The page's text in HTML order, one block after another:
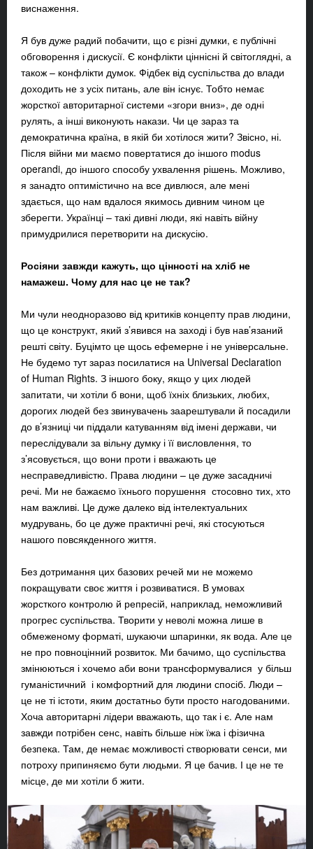
виснаження.
Я був дуже радий побачити, що є різні думки, є публічні
обговорення і дискусії. Є конфлікти ціннісні й світоглядні, а
також – конфлікти думок. Фідбек від суспільства до влади
доходить не з усіх питань, але він існує. Тобто немає
жорсткої авторитарної системи «згори вниз», де одні
рулять, а інші виконують накази. Чи це зараз та
демократична країна, в якій би хотілося жити? Звісно, ні.
Після війни ми маємо повертатися до іншого modus
operandi, до іншого способу ухвалення рішень. Можливо,
я занадто оптимістично на все дивлюся, але мені
здається, що нам вдалося якимось дивним чином це
зберегти. Українці – такі дивні люди, які навіть війну
примудрилися перетворити на дискусію.
Росіяни завжди кажуть, що цінності на хліб не
намажеш. Чому для нас це не так?
Ми чули неодноразово від критиків концепту прав людини,
що це конструкт, який з’явився на заході і був нав’язаний
решті світу. Буцімто це щось ефемерне і не універсальне.
Не будемо тут зараз посилатися на Universal Declaration
of Human Rights. З іншого боку, якщо у цих людей
запитати, чи хотіли б вони, щоб їхніх близьких, любих,
дорогих людей без звинувачень заарештували й посадили
до в’язниці чи піддали катуванням від імені держави, чи
переслідували за вільну думку і її висловлення, то
з’ясовується, що вони проти і вважають це
несправедливістю. Права людини – це дуже засадничі
речі. Ми не бажаємо їхнього порушення стосовно тих, хто
нам важливі. Це дуже далеко від інтелектуальних
мудрувань, бо це дуже практичні речі, які стосуються
нашого повсякденного життя.
Без дотримання цих базових речей ми не можемо
покращувати своє життя і розвиватися. В умовах
жорсткого контролю й репресій, наприклад, неможливий
прогрес суспільства. Творити у неволі можна лише в
обмеженому форматі, шукаючи шпаринки, як вода. Але це
не про повноцінний розвиток. Ми бачимо, що суспільства
змінюються і хочемо аби вони трансформувалися у більш
гуманістичний і комфортний для людини спосіб. Люди –
це не ті істоти, яким достатньо бути просто нагодованими.
Хоча авторитарні лідери вважають, що так і є. Але нам
завжди потрібен сенс, навіть більше ніж їжа і фізична
безпека. Там, де немає можливості створювати сенси, ми
потроху припиняємо бути людьми. Я це бачив. І це не те
місце, де ми хотіли б жити.